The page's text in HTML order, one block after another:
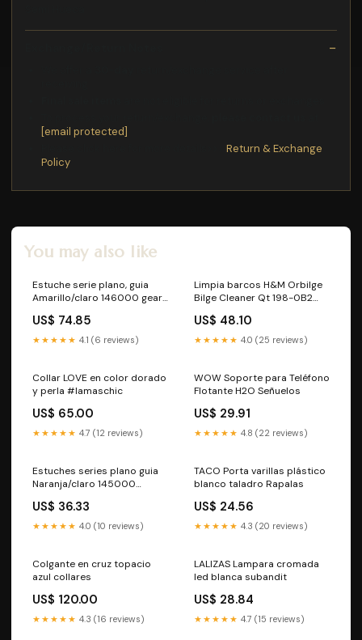
[email protected]
Return & Exchange
Policy
You may also like
Estuche serie plano, guia
Amarillo/claro 146000 gear
US$ 74.85
★★★★★ 4.1 (6 reviews)
Limpia barcos H&M Orbilge
Bilge Cleaner Qt 198-0B2
US$ 48.10
★★★★★ 4.0 (25 reviews)
Collar LOVE en color dorado
y perla #lamaschic
US$ 65.00
★★★★★ 4.7 (12 reviews)
WOW Soporte para Teléfono
Flotante H2O Señuelos
US$ 29.91
★★★★★ 4.8 (22 reviews)
Estuches series plano guia
Naranja/claro 145000
US$ 36.33
★★★★★ 4.0 (10 reviews)
TACO Porta varillas plástico
blanco taladro Rapalas
US$ 24.56
★★★★★ 4.3 (20 reviews)
Colgante en cruz topacio
azul collares
US$ 120.00
★★★★★ 4.3 (16 reviews)
LALIZAS Lampara cromada
led blanca subandit
US$ 28.84
★★★★★ 4.7 (15 reviews)